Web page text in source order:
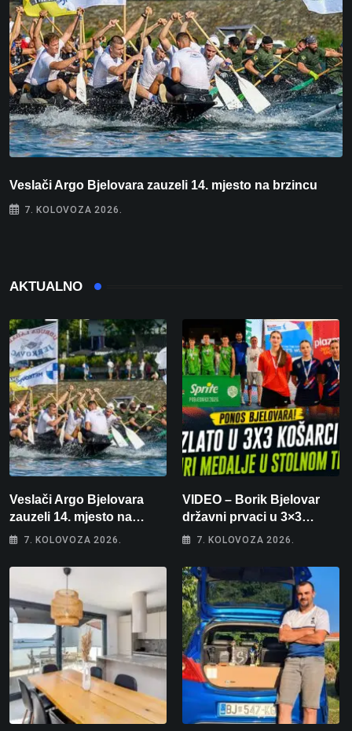
Veslači Argo Bjelovara zauzeli 14. mjesto na brzincu
7. KOLOVOZA 2026.
AKTUALNO
Veslači Argo Bjelovara
zauzeli 14. mjesto na
brzincu
7. KOLOVOZA 2026.
VIDEO – Borik Bjelovar
državni prvaci u 3×3
košarci, Klara Končar je
stolnom tenisu!
7. KOLOVOZA 2026.